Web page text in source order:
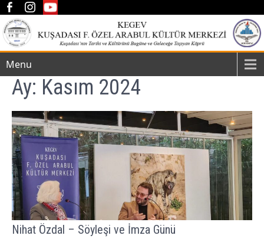
Menu
Ay: Kasım 2024
Nihat Özdal – Söyleşi ve İmza Günü